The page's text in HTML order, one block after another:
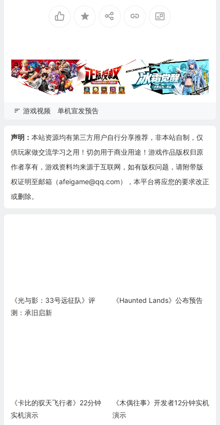
游戏视频 单机宣发预告
声明： 本站资源均有第三方用户自行分享推荐，非本站自制，仅
供玩家做交流学习之用！切勿用于商业用途！游戏作品版权归原
作者享有，游戏资料均来源于互联网，如有版权问题，请附带版
权证明至邮箱（afeigame@qq.com），本平台将应您的要求改正
或删除。
《光与影：33号远征队》评
测：承旧启新
《Haunted Lands》公布预告
《卡比的驭天飞行者》22分钟
实机演示
《木偶往事》开发者12分钟实机
演示